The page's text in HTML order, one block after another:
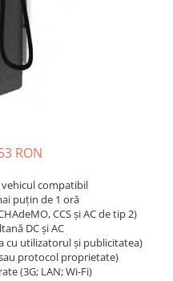
RON
vehicul compatibil
puțin de 1 oră
CCS și AC de tip 2)
DC și AC
cu utilizatorul și publicitatea)
protocol proprietate)
(3G; LAN; Wi-Fi)